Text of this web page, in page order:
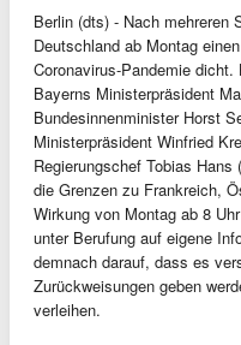
Berlin (dts) - Nach mehreren
Deutschland ab Montag
Coronavirus-Pandemie
Bayerns Ministerpräsident
Bundesinnenminister Horst
Ministerpräsident Winfried
Regierungschef Tobias
die Grenzen zu Frankreich,
Wirkung von Montag ab 8
unter Berufung auf eigene
demnach darauf, dass es
Zurückweisungen geben
verleihen.